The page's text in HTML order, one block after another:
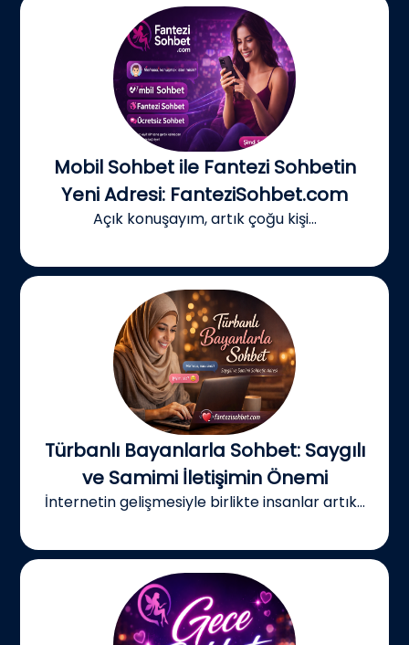
Mobil Sohbet ile Fantezi Sohbetin
Yeni Adresi: FanteziSohbet.com
Açık konuşayım, artık çoğu kişi...
Türbanlı Bayanlarla Sohbet: Saygılı
ve Samimi İletişimin Önemi
İnternetin gelişmesiyle birlikte insanlar artık...